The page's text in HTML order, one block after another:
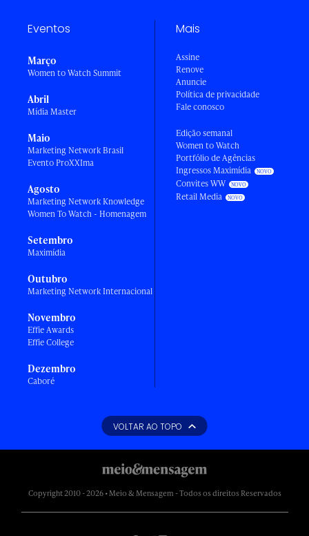
Eventos
Março
Women to Watch Summit
Abril
Mídia Master
Maio
Marketing Network Brasil
Evento ProXXIma
Agosto
Marketing Network Knowledge
Women To Watch - Homenagem
Setembro
Maximídia
Outubro
Marketing Network Internacional
Novembro
Effie Awards
Effie College
Dezembro
Caboré
Mais
Assine
Renove
Anuncie
Política de privacidade
Fale conosco
Edição semanal
Women to Watch
Portfólio de Agências
Ingressos Maximídia
Convites WW
Retail Media
VOLTAR AO TOPO
Copyright 2010 - 2026 • Meio & Mensagem - Todos os direitos Reservados